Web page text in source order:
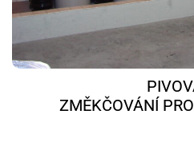
ZMĚKČOVÁNÍ